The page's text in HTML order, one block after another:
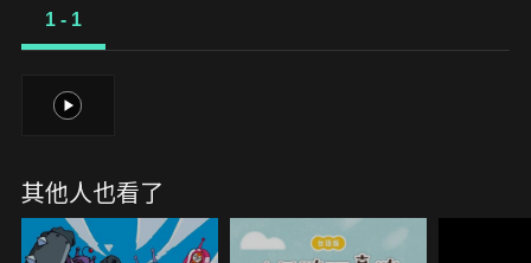
機器人．南達陪伴。有一天，倫妲不小心把可以把各
1 - 1
1
其他人也看了